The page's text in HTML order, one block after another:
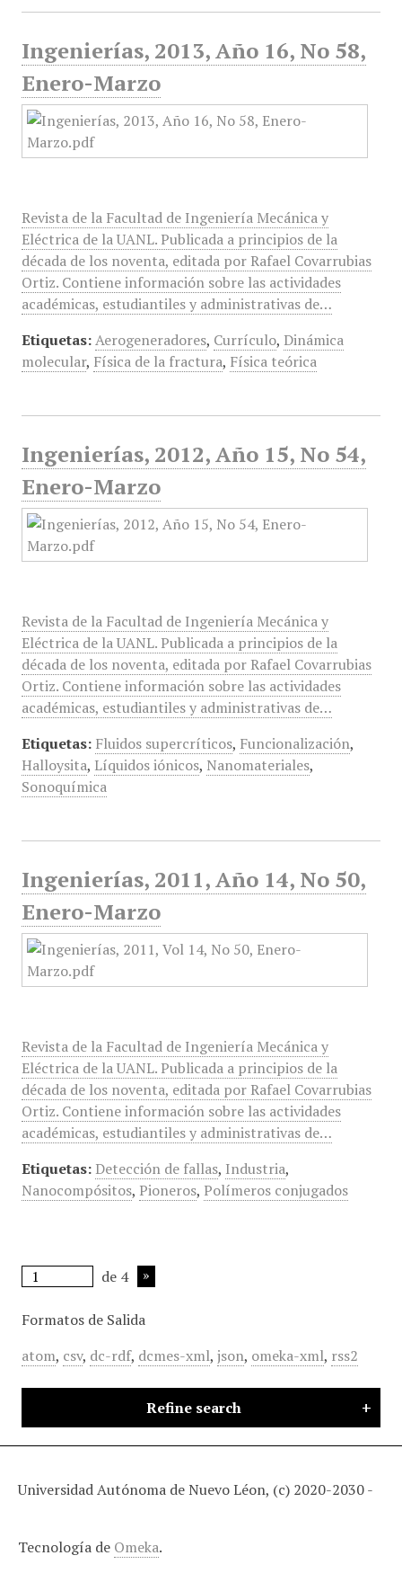
Ingenierías, 2013, Año 16, No 58,
Enero-Marzo
Revista de la Facultad de Ingeniería Mecánica y
Eléctrica de la UANL. Publicada a principios de la
década de los noventa, editada por Rafael Covarrubias
Ortiz. Contiene información sobre las actividades
académicas, estudiantiles y administrativas de…
Etiquetas: Aerogeneradores, Currículo, Dinámica
molecular, Física de la fractura, Física teórica
Ingenierías, 2012, Año 15, No 54,
Enero-Marzo
Revista de la Facultad de Ingeniería Mecánica y
Eléctrica de la UANL. Publicada a principios de la
década de los noventa, editada por Rafael Covarrubias
Ortiz. Contiene información sobre las actividades
académicas, estudiantiles y administrativas de…
Etiquetas: Fluidos supercríticos, Funcionalización,
Halloysita, Líquidos iónicos, Nanomateriales,
Sonoquímica
Ingenierías, 2011, Año 14, No 50,
Enero-Marzo
Revista de la Facultad de Ingeniería Mecánica y
Eléctrica de la UANL. Publicada a principios de la
década de los noventa, editada por Rafael Covarrubias
Ortiz. Contiene información sobre las actividades
académicas, estudiantiles y administrativas de…
Etiquetas: Detección de fallas, Industria,
Nanocompósitos, Pioneros, Polímeros conjugados
de 4
Formatos de Salida
atom, csv, dc-rdf, dcmes-xml, json, omeka-xml, rss2
Refine search
Universidad Autónoma de Nuevo Léon, (c) 2020-2030 -
Tecnología de Omeka.